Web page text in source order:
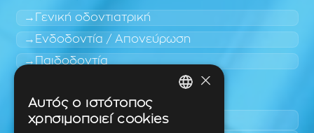
Γενική οδοντιατρική
Ενδοδοντία / Απονεύρωση
Παιδοδοντία
Πυλαία
×
Αυτός ο ιστότοπος
χρησιμοποιεί cookies